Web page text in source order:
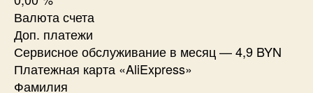
Валюта счета
Доп. платежи
Сервисное обслуживание в месяц — 4,9 BYN
Платежная карта «AliExpress»
Фамилия